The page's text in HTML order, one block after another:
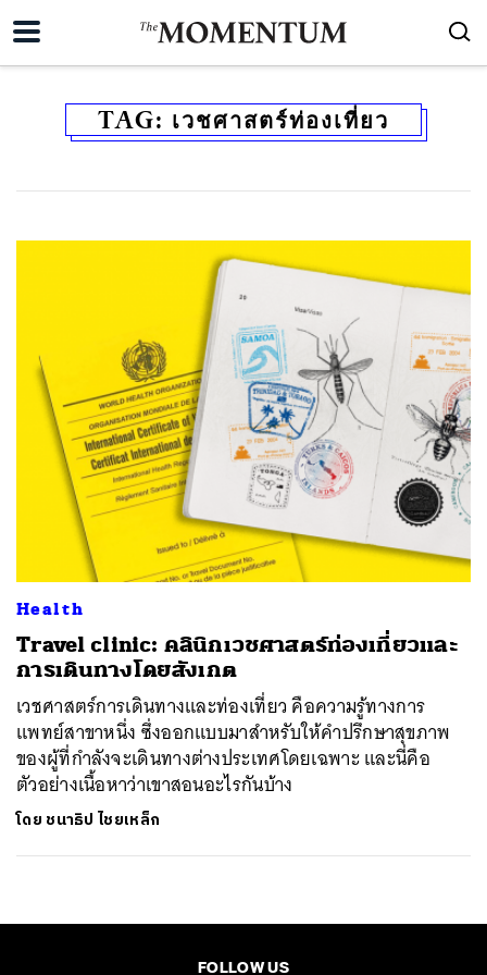
TAG: เวชศาสตร์ท่องเที่ยว
Health
Travel clinic: คลินิกเวชศาสตร์ท่องเที่ยวและ
การเดินทางโดยสังเกต
เวชศาสตร์การเดินทางและท่องเที่ยว คือความรู้ทางการ
แพทย์สาขาหนึ่ง ซึ่งออกแบบมาสำหรับให้คำปรึกษาสุขภาพ
ของผู้ที่กำลังจะเดินทางต่างประเทศโดยเฉพาะ และนี่คือ
ตัวอย่างเนื้อหาว่าเขาสอนอะไรกันบ้าง
โดย ชนาธิป ไชยเหล็ก
FOLLOW US
SHARE TWEET LINE